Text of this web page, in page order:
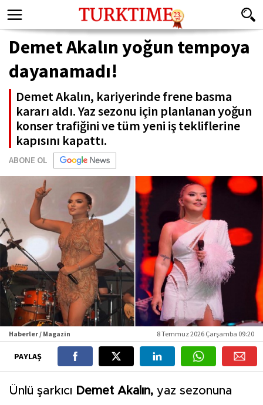
Demet Akalın yoğun tempoya
dayanamadı!
Demet Akalın, kariyerinde frene basma
kararı aldı. Yaz sezonu için planlanan yoğun
konser trafiğini ve tüm yeni iş tekliflerine
kapısını kapattı.
ABONE OL
Haberler / Magazin 8 Temmuz 2026 Çarşamba 09:20
PAYLAŞ
Ünlü şarkıcı Demet Akalın, yaz sezonuna